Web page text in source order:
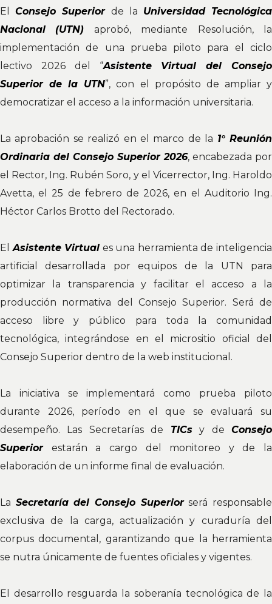
ElConsejo Superiorde la Universidad Tecnológica
Nacional
(UTN) aprobó, mediante Resolución, la
implementación de una prueba piloto para el ciclo
lectivo 2026 del “Asistente Virtual del Consejo
Superior de la UTN”, con el propósito de ampliar y
democratizar el acceso a la información universitaria.
La aprobación se realizó en el marco de la 1° Reunión
Ordinaria del Consejo Superior 2026, encabezada por
el Rector, Ing. Rubén Soro, y el Vicerrector, Ing. Haroldo
Avetta, el 25 de febrero de 2026, en el Auditorio Ing.
Héctor Carlos Brotto del Rectorado.
ElAsistente Virtual es una herramienta de inteligencia
artificial desarrollada por equipos de la UTN para
optimizar la transparencia y facilitar el acceso a la
producción normativa del Consejo Superior. Será de
acceso libre y público para toda la comunidad
tecnológica, integrándose en el micrositio oficial del
Consejo Superior dentro de la web institucional.
La iniciativa se implementará como prueba piloto
durante 2026, período en el que se evaluará su
desempeño. Las Secretarías de TICs y deConsejo
Superiorestarán a cargo del monitoreo y de la
elaboración de un informe final de evaluación.
La Secretaría del Consejo Superiorserá responsable
exclusiva de la carga, actualización y curaduría del
corpus documental, garantizando que la herramienta
se nutra únicamente de fuentes oficiales y vigentes.
El desarrollo resguarda la soberanía tecnológica de la